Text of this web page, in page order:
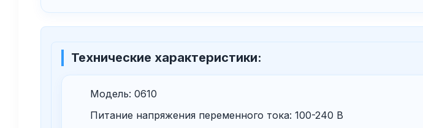
Технические характеристики:
Модель: 0610
Питание напряжения переменного тока: 100-240 В